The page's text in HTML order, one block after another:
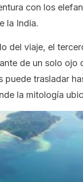
con los
la India.
del viaje, el
de un solo ojo
puede trasladar
la mitología